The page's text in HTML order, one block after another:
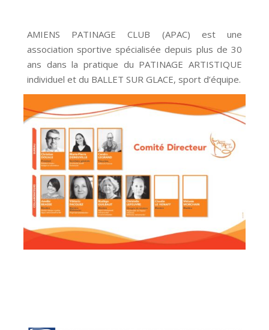
AMIENS PATINAGE CLUB (APAC) est une
association sportive spécialisée depuis plus de 30
ans dans la pratique du PATINAGE ARTISTIQUE
individuel et du BALLET SUR GLACE, sport d’équipe.